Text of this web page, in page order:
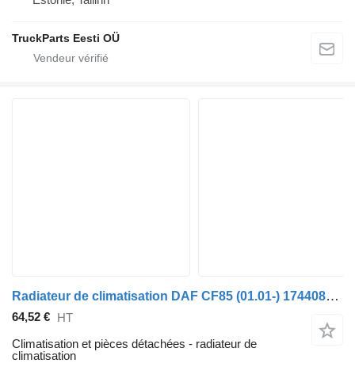
TruckParts Eesti OÜ
Radiateur de climatisation DAF CF85 (01.01-) 1744085 pour tracteur routier DAF LF45, LF55, LF180, CF65, CF75, CF85 (2001-)
64,52 € HT
Climatisation et pièces détachées - radiateur de
climatisation